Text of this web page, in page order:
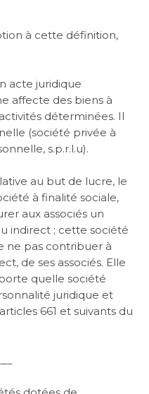
à cette définition,
acte juridique
affecte des biens à
déterminées. Il
(société privée à
s.p.r.l.u).
au but de lucre, le
à finalité sociale,
aux associés un
indirect ; cette société
ne pas contribuer à
de ses associés. Elle
quelle société
juridique et
661 et suivants du